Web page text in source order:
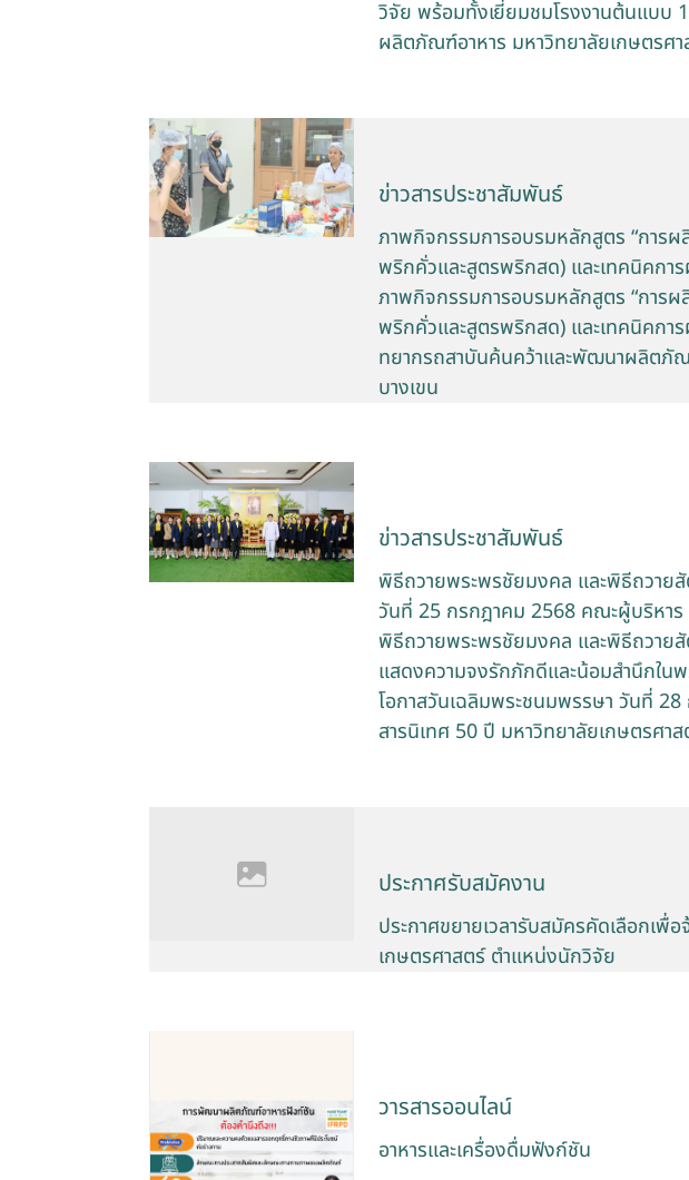
วิจัย พร้อมทั้งเยี่ยมชมโรงงานต้นแบ
ผลิตภัณฑ์อาหาร มหาวิทยาลัยเกษตรศา
ข่าวสารประชาสัมพันธ์
ภาพกิจกรรมการอบรมหลักสูตร “การ
พริกคั่วและสูตรพริกสด) และเทคนิคกา
ภาพกิจกรรมการอบรมหลักสูตร “การ
พริกคั่วและสูตรพริกสด) และเทคนิคกา
ทยากรถสาบันค้นคว้าและพัฒนาผลิตภั
บางเขน
ข่าวสารประชาสัมพันธ์
พิธีถวายพระพรชัยมงคล และพิธีถวาย
วันที่ 25 กรกฎาคม 2568 คณะผู้บริหา
พิธีถวายพระพรชัยมงคล และพิธีถวาย
แสดงความจงรักภักดีและน้อมสำนึกใน
โอกาสวันเฉลิมพระชนมพรรษา วันที่
สารนิเทศ 50 ปี มหาวิทยาลัยเกษตรศา
ประกาศรับสมัคงาน
ประกาศขยายเวลารับสมัครคัดเลือกเ
เกษตรศาสตร์ ตำแหน่งนักวิจัย
วารสารออนไลน์
อาหารและเครื่องดื่มฟังก์ชัน